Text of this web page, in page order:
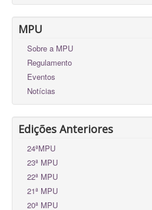
MPU
Sobre a MPU
Regulamento
Eventos
Notícias
Edições Anteriores
24ªMPU
23ª MPU
22ª MPU
21ª MPU
20ª MPU